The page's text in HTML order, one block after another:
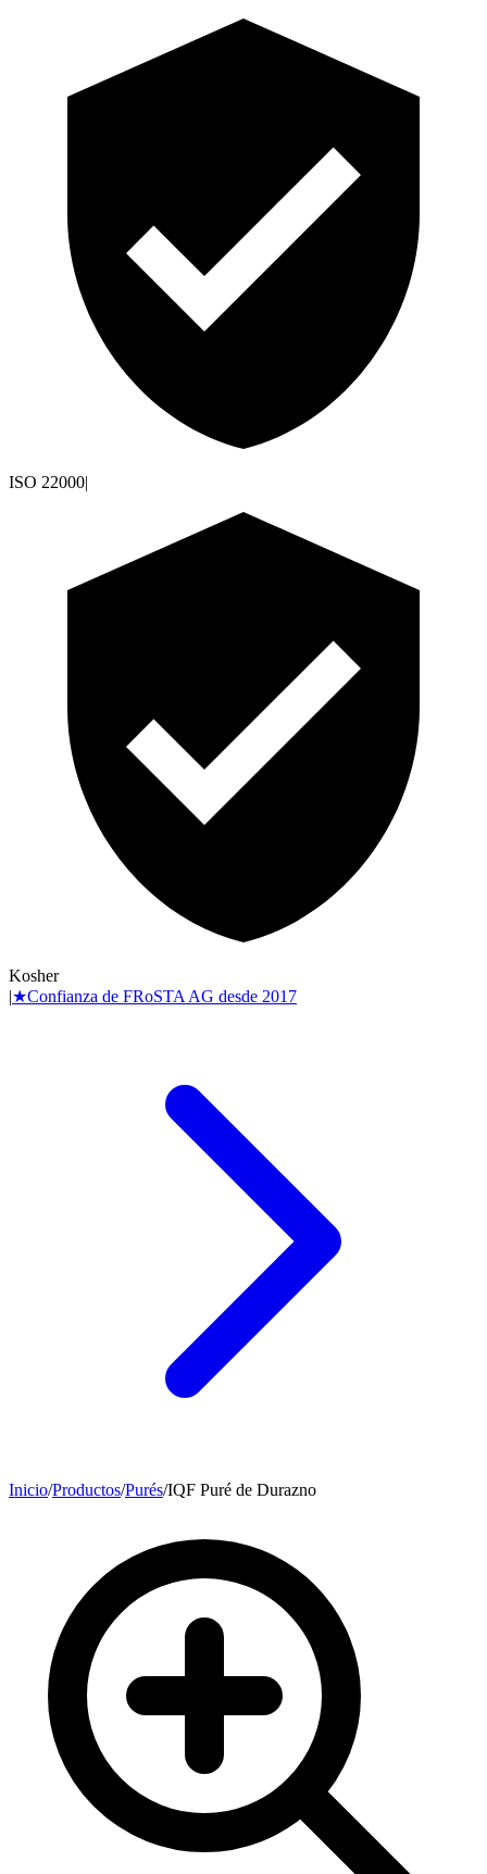
ISO 22000|
Kosher
|★Confianza de FRoSTA AG desde 2017
Inicio/Productos/Purés/IQF Puré de Durazno